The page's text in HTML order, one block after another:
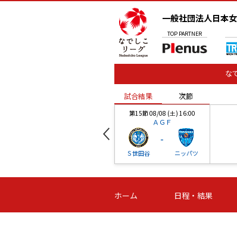
一般社団法人日本
TOP PARTNER
な
試合結果 次節
第15節 08/08 (土) 16:00
ＡＧＦ
Ｓ世田谷
-
ニッパツ
-
第16節 09/05 (土) 15:00
ニッパツ
-
第
試合結果 次節
ホーム 日程・結果